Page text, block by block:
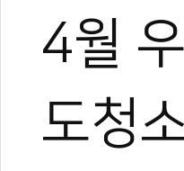
4월
도청
관련 뉴스